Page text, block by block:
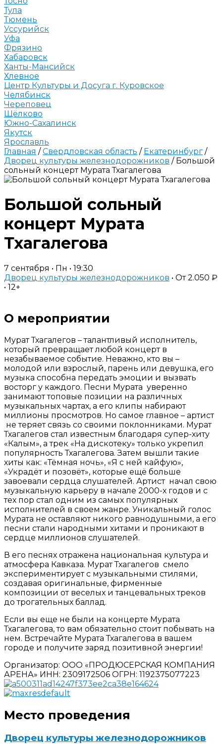
Тула
Тюмень
Уссурийск
Уфа
Фрязино
Хабаровск
Ханты-Мансийск
Хлевное
Центр Культуры и Досуга г. Куровское
Челябинск
Череповец
Щёлково
Южно-Сахалинск
Якутск
Ярославль
Главная /Свердловская область / Екатеринбург /
Дворец культуры железнодорожников / Большой
сольный концерт Мурата Тхагалегова
Большой сольный
концерт Мурата
Тхагалегова
7 сентября • Пн • 19:30
Дворец культуры железнодорожников • От 2.050 ₽
• 12+
О мероприятии
Мурат Тхагалегов – талантливый исполнитель,
который превращает любой концерт в
незабываемое событие. Неважно, кто вы –
молодой или взрослый, парень или девушка, его
музыка способна передать эмоции и вызвать
восторг у каждого. Песни Мурата уверенно
занимают топовые позиции на различных
музыкальных чартах, а его клипы набирают
миллионы просмотров. Но самое главное – артист
не теряет связь со своими поклонниками. Мурат
Тхагалегов стал известным благодаря супер-хиту
«Калым», а трек «На дискотеку» только укрепил
популярность Тхагалегова. Затем вышли такие
хиты как: «Тёмная ночь», «Я с ней кайфую»,
«Украдёт и позовёт», которые ещё больше
завоевали сердца слушателей. Артист начал свою
музыкальную карьеру в начале 2000-х годов и с
тех пор стал одним из самых популярных
исполнителей в своем жанре. Уникальный голос
Мурата не оставляют никого равнодушными, а его
песни стали народными хитами и проникают в
сердце миллионов слушателей.
В его песнях отражена национальная культура и
атмосфера Кавказа. Мурат Тхагалегов смело
экспериментирует с музыкальными стилями,
создавая оригинальные, фирменные
композиции от веселых и танцевальных треков
до трогательных баллад.
Если вы еще не были на концерте Мурата
Тхагалегова, то вам обязательно стоит побывать на
нем. Встречайте Мурата Тхагалегова в вашем
городе и получите заряд позитивной энергии!
Организатор: ООО «ПРОДЮСЕРСКАЯ КОМПАНИЯ
АРЕНА» ИНН: 2309172506 ОГРН: 1192375077223
Место проведения
Дворец культуры железнодорожников